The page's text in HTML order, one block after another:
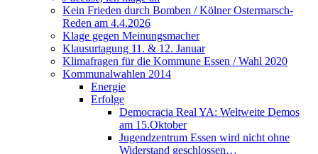
Kein Frieden durch Bomben / Kölner Ostermarsch-
Reden am 4.4.2026
Klage gegen Meinungsmacher
Klausurtagung 11. & 12. Januar
Klimafragen für die Kommune Essen / Wahl 2020
Kommunalwahlen 2014
Energie
Erfolge
Democracia Real YA: Weltweite Demos
am 15.Oktober
Jugendzentrum Essen wird nicht ohne
Widerstand geschlossen…